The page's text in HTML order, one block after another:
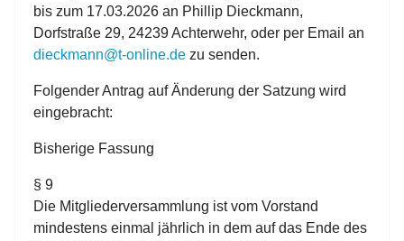
bis zum 17.03.2026 an Phillip Dieckmann,
Dorfstraße 29, 24239 Achterwehr, oder per Email an
dieckmann@t-online.de zu senden.
Folgender Antrag auf Änderung der Satzung wird
eingebracht:
Bisherige Fassung
§ 9
Die Mitgliederversammlung ist vom Vorstand
mindestens einmal jährlich in dem auf das Ende des